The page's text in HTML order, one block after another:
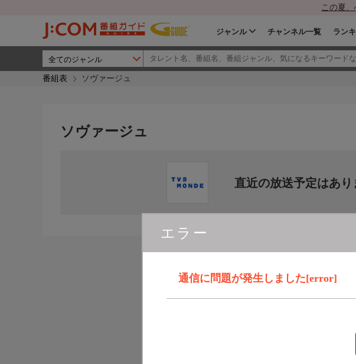
この夏
ジャンル チャンネル一覧 ラン
番組表 ソヴァージュ
エラー
通信に問題が発生しました[error]
ソヴァージュ
直近の放送予定はあり